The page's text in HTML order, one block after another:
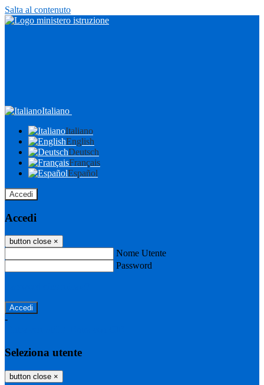
Salta al contenuto
Italiano
Italiano
English
Deutsch
Français
Español
Accedi
Accedi
button close ×
Nome Utente
Password
-
Seleziona utente
button close ×